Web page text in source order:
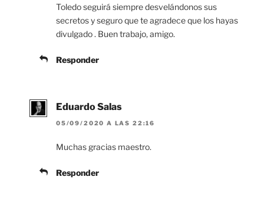
Toledo seguirá siempre desvelándonos sus
secretos y seguro que te agradece que los hayas
divulgado . Buen trabajo, amigo.
Responder
Eduardo Salas
05/09/2020 A LAS 22:16
Muchas gracias maestro.
Responder